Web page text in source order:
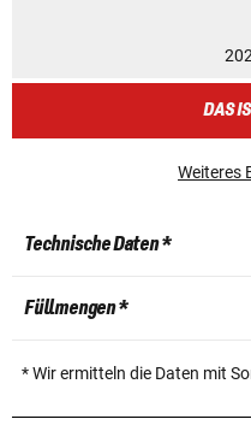
DAS
Weiteres
Technische Daten *
Füllmengen *
* Wir ermitteln die Daten mit